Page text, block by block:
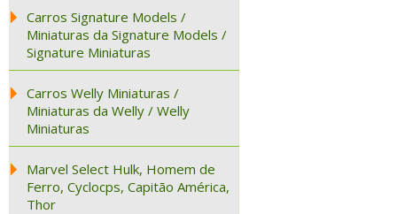
Carros Signature Models /
Miniaturas da Signature Models /
Signature Miniaturas
Carros Welly Miniaturas /
Miniaturas da Welly / Welly
Miniaturas
Marvel Select Hulk, Homem de
Ferro, Cyclocps, Capitão América,
Thor